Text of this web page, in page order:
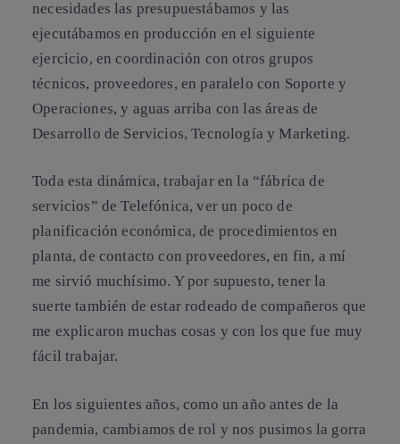
necesidades las presupuestábamos y las
ejecutábamos en producción en el siguiente
ejercicio, en coordinación con otros grupos
técnicos, proveedores, en paralelo con Soporte y
Operaciones, y aguas arriba con las áreas de
Desarrollo de Servicios, Tecnología y Marketing.
Toda esta dinámica, trabajar en la “fábrica de
servicios” de Telefónica, ver un poco de
planificación económica, de procedimientos en
planta, de contacto con proveedores, en fin, a mí
me sirvió muchísimo. Y por supuesto, tener la
suerte también de estar rodeado de compañeros que
me explicaron muchas cosas y con los que fue muy
fácil trabajar.
En los siguientes años, como un año antes de la
pandemia, cambiamos de rol y nos pusimos la gorra